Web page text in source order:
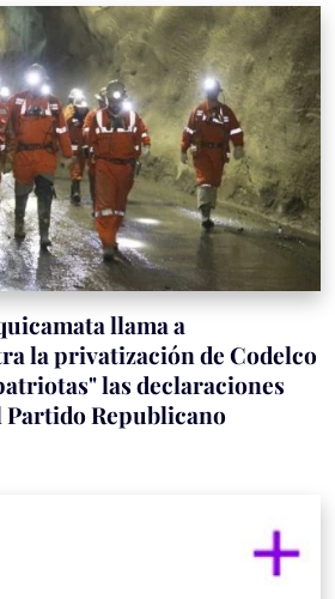
llama a
la privatización de Codelco
las declaraciones
Republicano